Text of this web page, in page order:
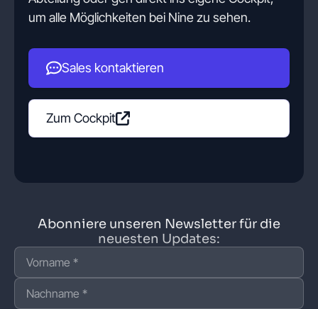
um alle Möglichkeiten bei Nine zu sehen.
Sales kontaktieren
Zum Cockpit
Abonniere unseren Newsletter für die
neuesten Updates: